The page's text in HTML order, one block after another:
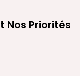
Nos Priorités